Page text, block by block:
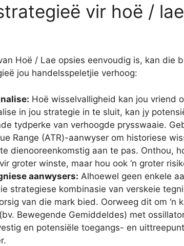
vir hoë /
Hoë / Lae opsies eenvoudig is, kan die
jou handelsspeletjie verhoog:
Hoë wisselvalligheid kan jou vriend
in jou strategie in te sluit, kan jy
tydperke van verhoogde prysswaaie.
Range (ATR)-aanwyser om historiese
dienooreenkomstig aan te pas. Onthou,
groter winste, maar hou ook ‘n groter
aanwysers: Alhoewel geen enkele
strategiese kombinasie van verskeie
van die mark bied. Oorweeg dit om ‘n
Bewegende Gemiddeldes) met
en potensiële toegangs- en